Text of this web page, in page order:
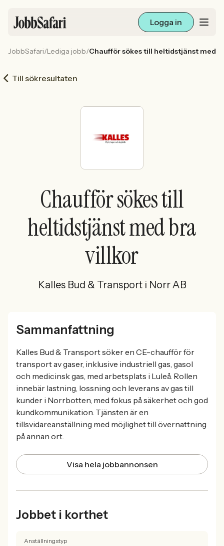
Logga in
Arbetsliv och karriär
För arbetsgivare
Sök med AI
Ny här? Skapa konto
JobbSafari/Lediga jobb/Chaufför sökes till heltidstjänst med
Till sökresultaten
Chaufför sökes till
heltidstjänst med bra
villkor
Kalles Bud & Transport i Norr AB
Sammanfattning
Kalles Bud & Transport söker en CE-chaufför för
transport av gaser, inklusive industriell gas, gasol
och medicinsk gas, med arbetsplats i Luleå. Rollen
innebär lastning, lossning och leverans av gas till
kunder i Norrbotten, med fokus på säkerhet och god
kundkommunikation. Tjänsten är en
tillsvidareanställning med möjlighet till övernattning
på annan ort.
Visa hela jobbannonsen
Jobbet i korthet
Anställningstyp